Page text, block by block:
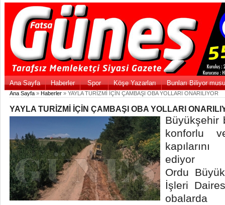
Ana Sayfa Haberler Spor Köşe Yazarları Bunları Biliyor
Ana Sayfa » Haberler » YAYLA TURİZMİ İÇİN ÇAMBAŞI OBA YOLLARI ONARILIYOR
YAYLA TURİZMİ İÇİN ÇAMBAŞI OBA YOLLARI
Büyükşehir
konforlu
ediyor
Ordu
İşleri